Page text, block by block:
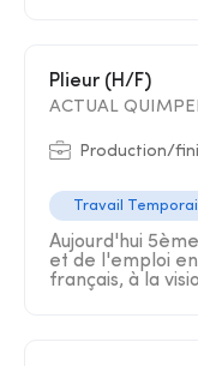
Plieur (H/F)
ACTUAL
Production/
Travail
Aujourd'hui
et de l'emploi
français, à la